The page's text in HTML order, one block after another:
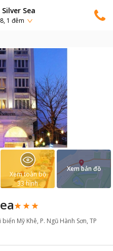
Sea
1 đêm
Mỹ Khê, P. Ngũ Hành Sơn, TP
Xem toàn bộ
33hình
Xem bản đồ